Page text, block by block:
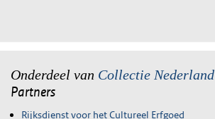
Onderdeel van Collectie Nederland
Partners
Rijksdienst voor het Cultureel Erfgoed